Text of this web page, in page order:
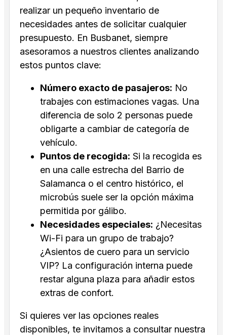
realizar un pequeño inventario de
necesidades antes de solicitar cualquier
presupuesto. En Busbanet, siempre
asesoramos a nuestros clientes analizando
estos puntos clave:
Número exacto de pasajeros: No
trabajes con estimaciones vagas. Una
diferencia de solo 2 personas puede
obligarte a cambiar de categoría de
vehículo.
Puntos de recogida: Si la recogida es
en una calle estrecha del Barrio de
Salamanca o el centro histórico, el
microbús suele ser la opción máxima
permitida por gálibo.
Necesidades especiales: ¿Necesitas
Wi-Fi para un grupo de trabajo?
¿Asientos de cuero para un servicio
VIP? La configuración interna puede
restar alguna plaza para añadir estos
extras de confort.
Si quieres ver las opciones reales
disponibles, te invitamos a consultar nuestra